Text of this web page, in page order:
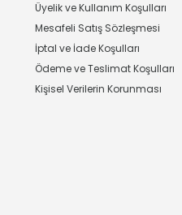
Üyelik ve Kullanım Koşulları
Mesafeli Satış Sözleşmesi
İptal ve İade Koşulları
Ödeme ve Teslimat Koşulları
Kişisel Verilerin Korunması